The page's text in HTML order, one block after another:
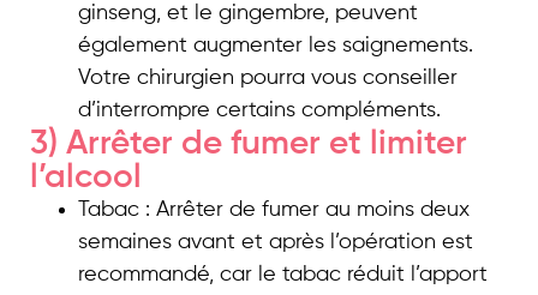
ginseng, et le gingembre, peuvent
également augmenter les saignements.
Votre chirurgien pourra vous conseiller
d’interrompre certains compléments.
3) Arrêter de fumer et limiter
l’alcool
Tabac : Arrêter de fumer au moins deux
semaines avant et après l’opération est
recommandé, car le tabac réduit l’apport